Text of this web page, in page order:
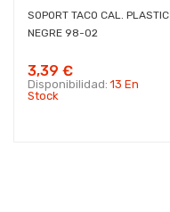
SOPORT TACO CAL. PLASTIC
NEGRE 98-02
3,39 €
Disponibilidad: 13 En
Stock